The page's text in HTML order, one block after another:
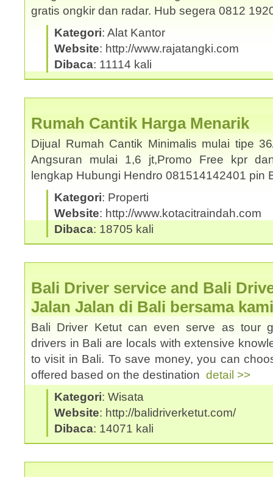
gratis ongkir dan radar. Hub segera 0812
Kategori: Alat Kantor
Website: http://www.rajatangki.com
Dibaca: 11114 kali
Rumah Cantik Harga Menarik
Dijual Rumah Cantik Minimalis mulai tipe
Angsuran mulai 1,6 jt,Promo Free kpr
lengkap Hubungi Hendro 081514142401
Kategori: Properti
Website: http://www.kotacitraindah.com
Dibaca: 18705 kali
Bali Driver service and Bali
Jalan Jalan di Bali bersama kami
Bali Driver Ketut can even serve as tour
drivers in Bali are locals with extensive
to visit in Bali. To save money, you can
offered based on the destination detail >>
Kategori: Wisata
Website: http://balidriverketut.com/
Dibaca: 14071 kali